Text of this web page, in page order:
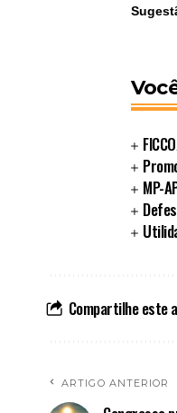
MP-
Compartilhe este
ARTIGO ANTERIOR